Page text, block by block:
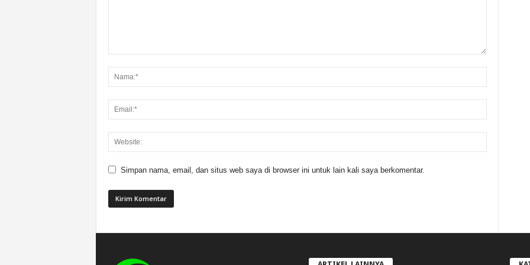
Simpan nama, email, dan situs web saya di browser ini untuk lain kali saya berkomentar.